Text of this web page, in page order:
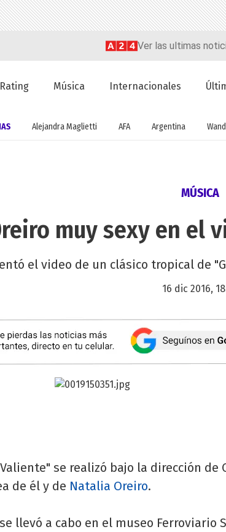
Ver las ultimas
Rating Música Internacionales
Alejandra Maglietti AFA Argentina
MÚSICA
muy sexy en el
el video de un clásico tropical de
16 dic 2016,
se realizó bajo la dirección de
de él y de Natalia Oreiro.
llevó a cabo en el museo Ferroviario